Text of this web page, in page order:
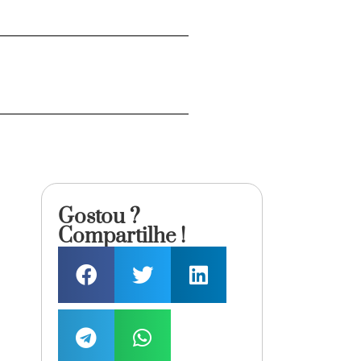
Gostou ?
Compartilhe !